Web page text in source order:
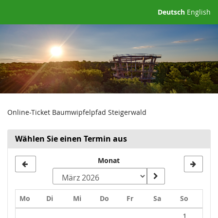
Deutsch English
Online-Ticket Baumwipfelpfad Steigerwald
Wählen Sie einen Termin aus
Monat
Mo Montag
DiDienstag
MiMittwoch
Do Donnerstag
FrFreitagSaSamstag
So
1